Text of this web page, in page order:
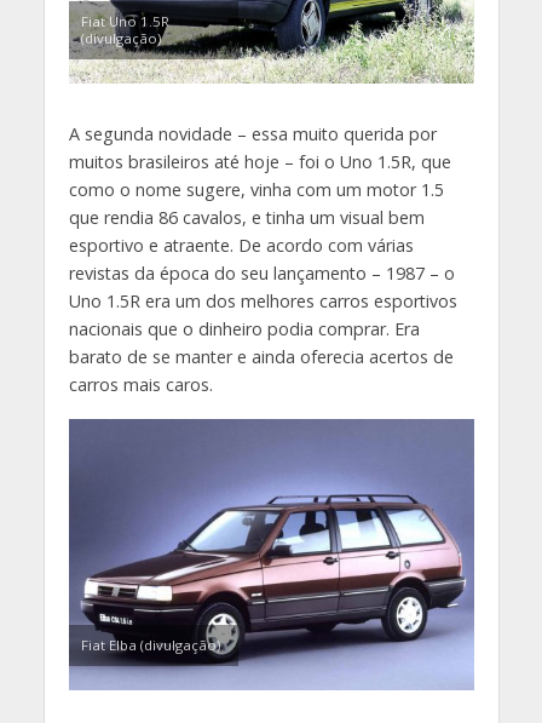
Fiat Uno 1.5R
(divulgação)
A segunda novidade – essa muito querida por
muitos brasileiros até hoje – foi o Uno 1.5R, que
como o nome sugere, vinha com um motor 1.5
que rendia 86 cavalos, e tinha um visual bem
esportivo e atraente. De acordo com várias
revistas da época do seu lançamento – 1987 – o
Uno 1.5R era um dos melhores carros esportivos
nacionais que o dinheiro podia comprar. Era
barato de se manter e ainda oferecia acertos de
carros mais caros.
Fiat Elba (divulgação)